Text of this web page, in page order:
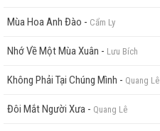
Mùa Hoa Anh Đào - Cẩm Ly
Nhớ Về Một Mùa Xuân - Lưu Bích
Không Phải Tại Chúng Mình - Quang Lê
Đôi Mắt Người Xưa - Quang Lê